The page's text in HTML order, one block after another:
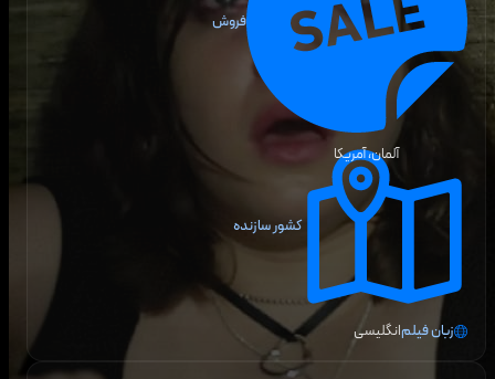
فروش
کشور سازنده
آلمان، آمریکا
زبان فیلمانگلیسی